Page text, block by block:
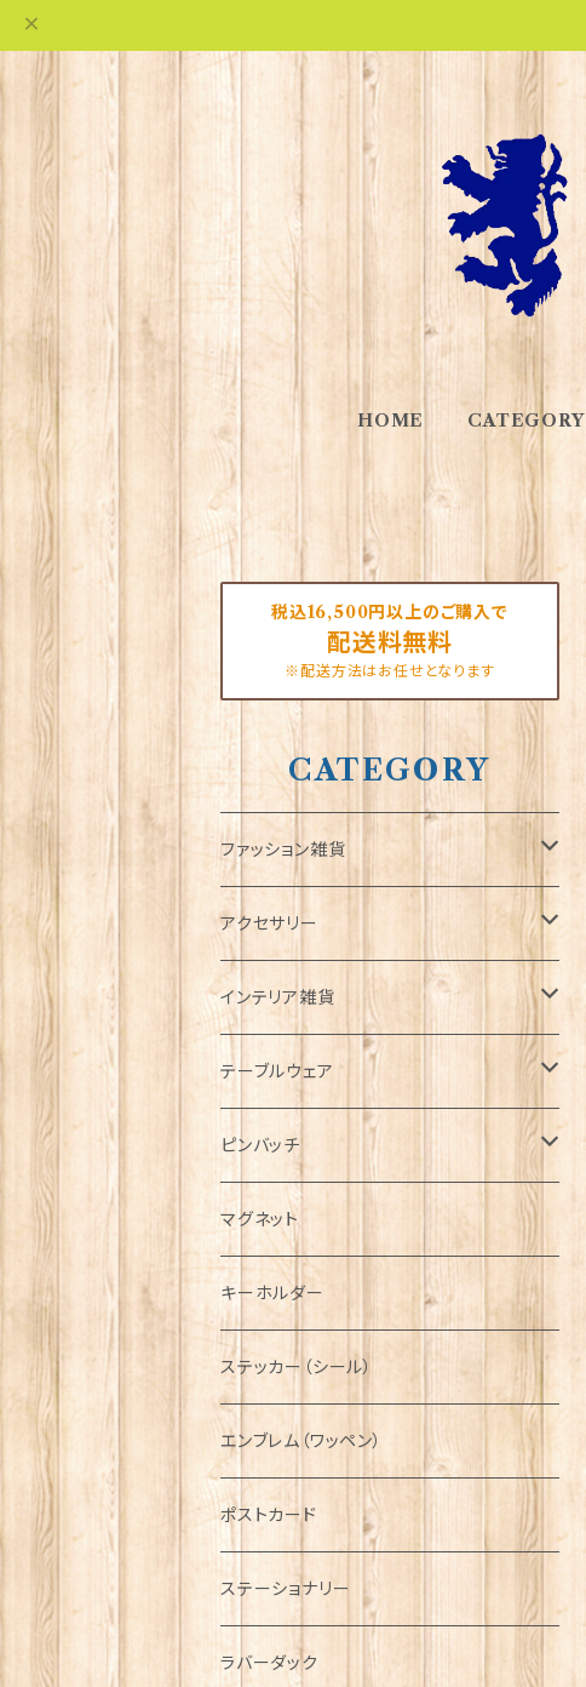
HOME CATEGORY
税込16,500円以上のご購入で
配送料無料
※配送方法はお任せとなります
CATEGORY
ファッション雑貨
タータンネクタイ
帽子
キャップ
ハンチング帽
キャスケット
ディアストーカー
ニット帽
Tシャツ
マフラー
タータン【Bronte by Moon】
タータン【Glencroft】
ボタンラップマフラー【Aran Traditions】
サッシュ
スカーフ
ファッションマスク
アクセサリー
ORTAK
ブローチ
ペンダント
チャーム
その他のアクセサリー
インテリア雑貨
インテリア置物
ラブスプーン
ラブスプーン【SION LLEWELLYN】
ラブスプーン【PAUL CURTIS】
ファブリック
テーブルウェア
ティータオル
ペーパーナプキン
ティーコジー
その他テーブルウェア
ピンバッチ
ジェネラルデザイン
乗り物
動物＆植物
国旗＆紋章
音楽＆楽器
ミリタリー
NAVY
AIRFORCE
ARMY
ピューター
マグネット
キーホルダー
ステッカー（シール）
エンブレム（ワッペン）
ポストカード
ステーショナリー
ラバーダック